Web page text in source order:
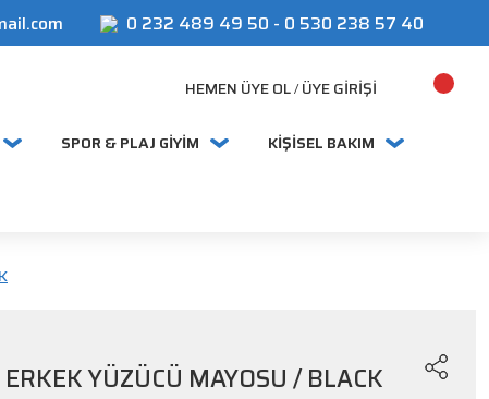
0 232 489 49 50 - 0 530 238 57 40
HEMEN ÜYE OL/ ÜYE GIRIŞI
SPOR & PLAJ GİYİM KİŞİSEL BAKIM
YÜZÜCÜ MAYOSU / BLACK